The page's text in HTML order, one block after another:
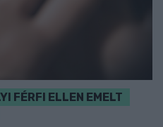
FÉRFI ELLEN EMELT